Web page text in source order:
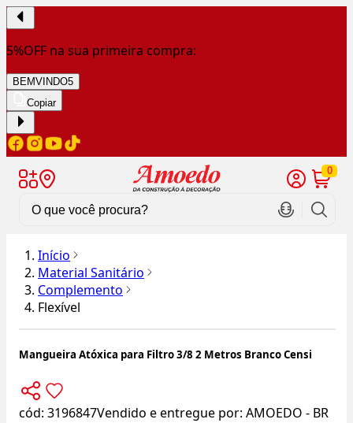
5%OFF na sua primeira compra:
BEMVINDO5
Copiar
0
Início
Material Sanitário
Complemento
Flexível
Mangueira Atóxica para Filtro 3/8 2 Metros Branco Censi
cód: 3196847Vendido e entregue por: AMOEDO - BR